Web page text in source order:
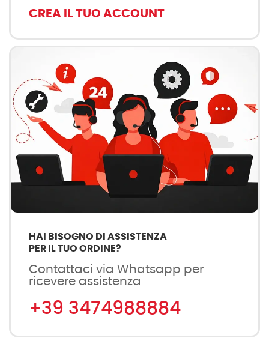
CREA IL TUO ACCOUNT
HAI BISOGNO DI ASSISTENZA
PER IL TUO ORDINE?
Contattaci via Whatsapp per
ricevere assistenza
+39 3474988884